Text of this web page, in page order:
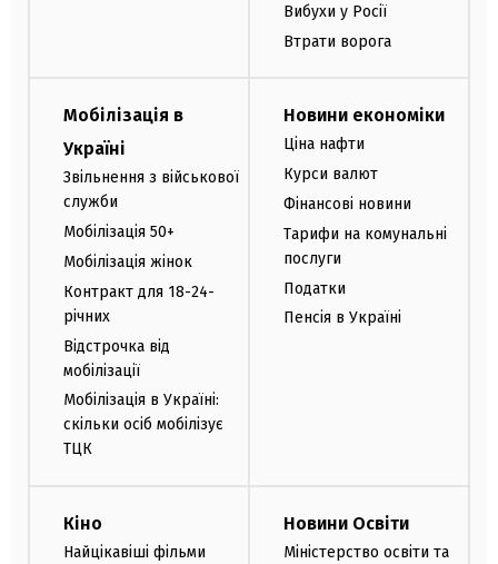
Вибухи у Росії
Втрати ворога
Мобілізація в
Україні
Звільнення з військової
служби
Мобілізація 50+
Мобілізація жінок
Контракт для 18-24-
річних
Відстрочка від
мобілізації
Мобілізація в Україні:
скільки осіб мобілізує
ТЦК
Новини економіки
Ціна нафти
Курси валют
Фінансові новини
Тарифи на комунальні
послуги
Податки
Пенсія в Україні
Кіно
Найцікавіші фільми
Новини Освіти
Міністерство освіти та